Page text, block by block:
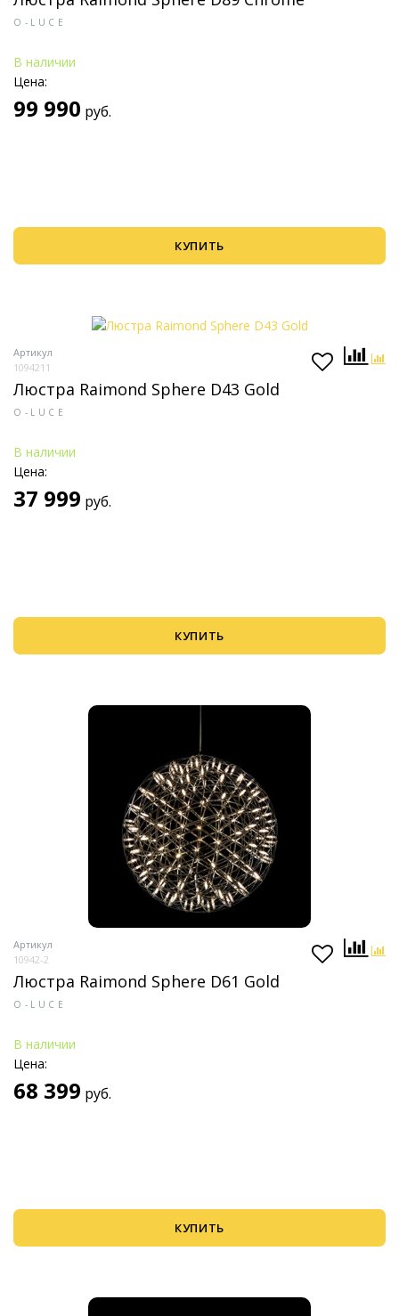
O-LUCE
В наличии
Цена:
99 990 руб.
КУПИТЬ
Артикул
1094211
Люстра Raimond Sphere D43 Gold
O-LUCE
В наличии
Цена:
37 999 руб.
КУПИТЬ
Артикул
10942-2
Люстра Raimond Sphere D61 Gold
O-LUCE
В наличии
Цена:
68 399 руб.
КУПИТЬ